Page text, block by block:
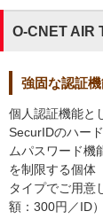
O-CNET AIR
強固な認証
個人認証機能と
SecurIDのハー
ムパスワード機
を制限する個体
タイプでご用
額：300円／ID）